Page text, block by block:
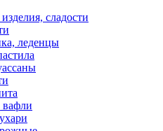
сладости
леденцы
вафли